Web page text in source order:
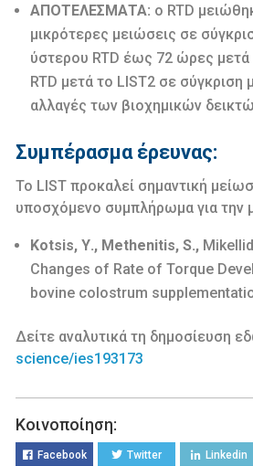
ΑΠΟΤΕΛΕΣΜΑΤΑ: ο RTD
μικρότερες μειώσεις σε
ύστερου RTD έως 72 ώρες μετά
RTD μετά το LIST2 σε σύγκριση
αλλαγές των βιοχημικών
Συμπέρασμα έρευνας:
Το LIST προκαλεί σημαντική
υποσχόμενο συμπλήρωμα για την
Kotsis, Υ., Methenitis, S.,
Changes of Rate of Torque
bovine colostrum
Δείτε αναλυτικά τη δημοσίευση
science/ies193173
Κοινοποίηση:
Facebook Twitter Linkedin